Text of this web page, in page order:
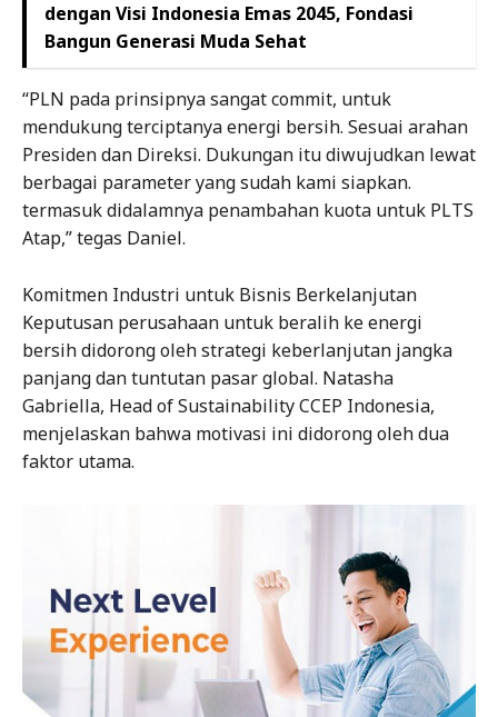
dengan Visi Indonesia Emas 2045, Fondasi
Bangun Generasi Muda Sehat
“PLN pada prinsipnya sangat commit, untuk
mendukung terciptanya energi bersih. Sesuai arahan
Presiden dan Direksi. Dukungan itu diwujudkan lewat
berbagai parameter yang sudah kami siapkan.
termasuk didalamnya penambahan kuota untuk PLTS
Atap,” tegas Daniel.
Komitmen Industri untuk Bisnis Berkelanjutan
Keputusan perusahaan untuk beralih ke energi
bersih didorong oleh strategi keberlanjutan jangka
panjang dan tuntutan pasar global. Natasha
Gabriella, Head of Sustainability CCEP Indonesia,
menjelaskan bahwa motivasi ini didorong oleh dua
faktor utama.